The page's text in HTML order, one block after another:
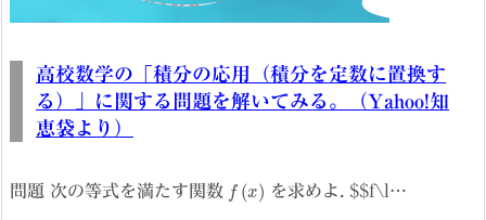
高校数学の「積分の応用（積分を定数に置換す
る）」に関する問題を解いてみる。（Yahoo!知
恵袋より）
問題 次の等式を満たす関数 f( x ) を求めよ. $$f\l…